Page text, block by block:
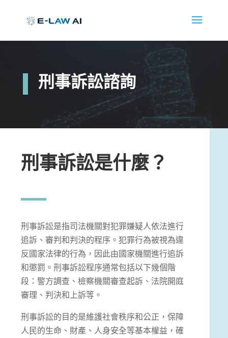
刑事訴訟諮詢
刑事訴訟是什麼？
刑事訴訟是指司法機關對犯罪嫌疑人依法進行
追訴、審判和判決的程序。犯罪行為被視為違
反國家法律的行為，因此由國家機關進行追訴
和懲罰。刑事訴訟程序通常包括以下幾個階
段：警方調查、檢察機關審查起訴、法院開庭
審理、判決和上訴等。
刑事訴訟的目的是維護社會秩序和公正，保障
人民的生命、財產、人身安全等基本權益，確